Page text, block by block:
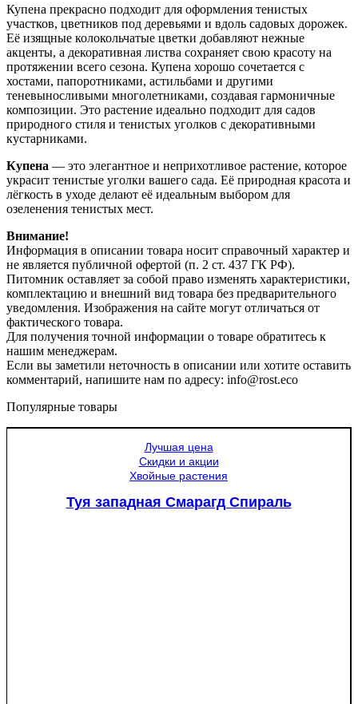
Купена прекрасно подходит для оформления тенистых
участков, цветников под деревьями и вдоль садовых дорожек.
Её изящные колокольчатые цветки добавляют нежные
акценты, а декоративная листва сохраняет свою красоту на
протяжении всего сезона. Купена хорошо сочетается с
хостами, папоротниками, астильбами и другими
теневыносливыми многолетниками, создавая гармоничные
композиции. Это растение идеально подходит для садов
природного стиля и тенистых уголков с декоративными
кустарниками.
Купена — это элегантное и неприхотливое растение, которое
украсит тенистые уголки вашего сада. Её природная красота и
лёгкость в уходе делают её идеальным выбором для
озеленения тенистых мест.
Внимание!
Информация в описании товара носит справочный характер и
не является публичной офертой (п. 2 ст. 437 ГК РФ).
Питомник оставляет за собой право изменять характеристики,
комплектацию и внешний вид товара без предварительного
уведомления. Изображения на сайте могут отличаться от
фактического товара.
Для получения точной информации о товаре обратитесь к
нашим менеджерам.
Если вы заметили неточность в описании или хотите оставить
комментарий, напишите нам по адресу: info@rost.eco
Популярные товары
Лучшая цена
Скидки и акции
Хвойные растения
Туя западная Смарагд Спираль